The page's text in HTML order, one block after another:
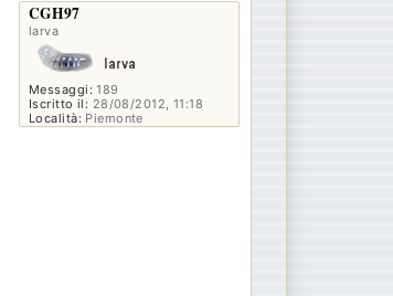
CGH97
larva
Messaggi: 189
Iscritto il: 28/08/2012, 11:18
Località: Piemonte